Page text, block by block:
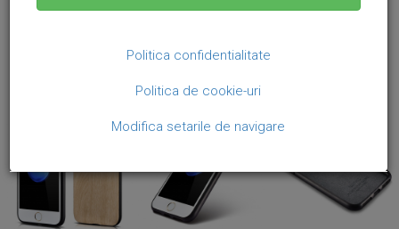
Politica confidentialitate
Politica de cookie-uri
Modifica setarile de navigare